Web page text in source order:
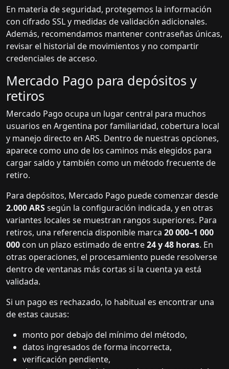
En materia de seguridad, protegemos la información
con cifrado SSL y medidas de validación adicionales.
Además, recomendamos mantener contraseñas únicas,
revisar el historial de movimientos y no compartir
credenciales de acceso.
Mercado Pago para depósitos y
retiros
Mercado Pago ocupa un lugar central para muchos
usuarios en Argentina por familiaridad, cobertura local
y manejo directo en ARS. Dentro de nuestras opciones,
aparece como uno de los caminos más elegidos para
cargar saldo y también como un método frecuente de
retiro.
Para depósitos, Mercado Pago puede comenzar desde
2.000 ARSsegún la configuración indicada, y en otras
variantes locales se muestran rangos superiores. Para
retiros, una referencia disponible marca 20 000–1 000
000 con un plazo estimado de entre24 y 48 horas. En
otras operaciones, el procesamiento puede resolverse
dentro de ventanas más cortas si la cuenta ya está
validada.
Si un pago es rechazado, lo habitual es encontrar una
de estas causas:
monto por debajo del mínimo del método,
datos ingresados de forma incorrecta,
verificación pendiente,